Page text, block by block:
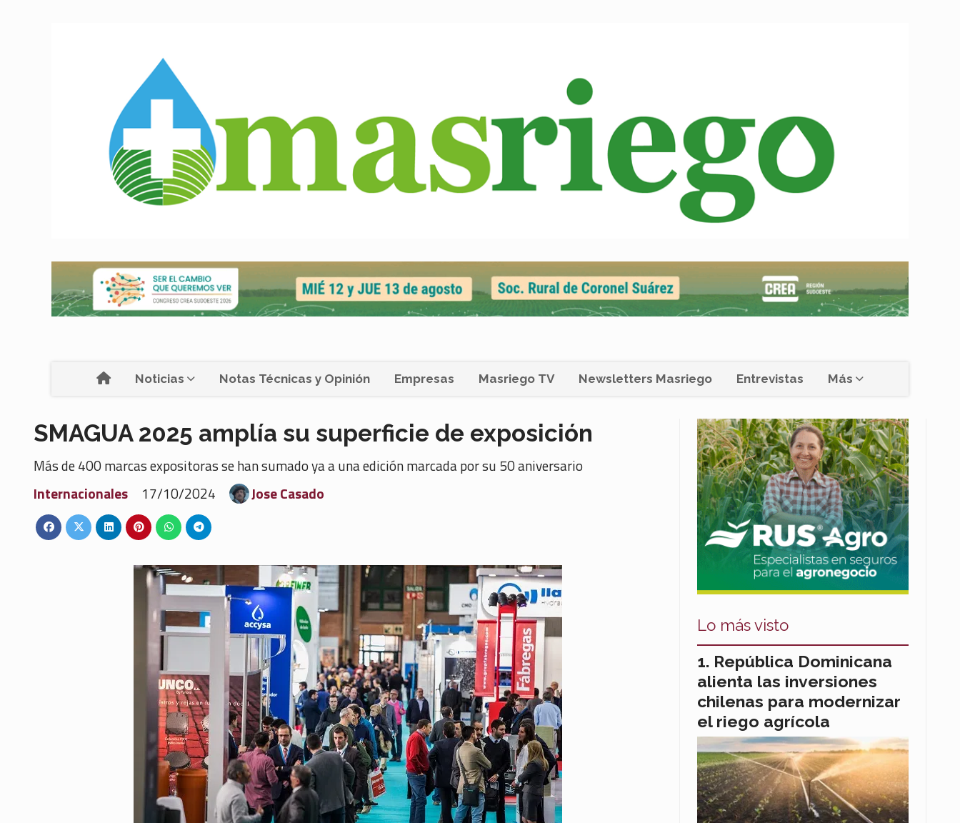
Noticias Notas Técnicas y Opinión Empresas Masriego TV Newsletters Masriego Entrevistas Más
SMAGUA 2025 amplía su superficie de exposición
Más de 400 marcas expositoras se han sumado ya a una edición marcada por su 50 aniversario
Internacionales
17/10/2024 Jose Casado
Lo más visto
República Dominicana
alienta las inversiones
chilenas para modernizar
el riego agrícola